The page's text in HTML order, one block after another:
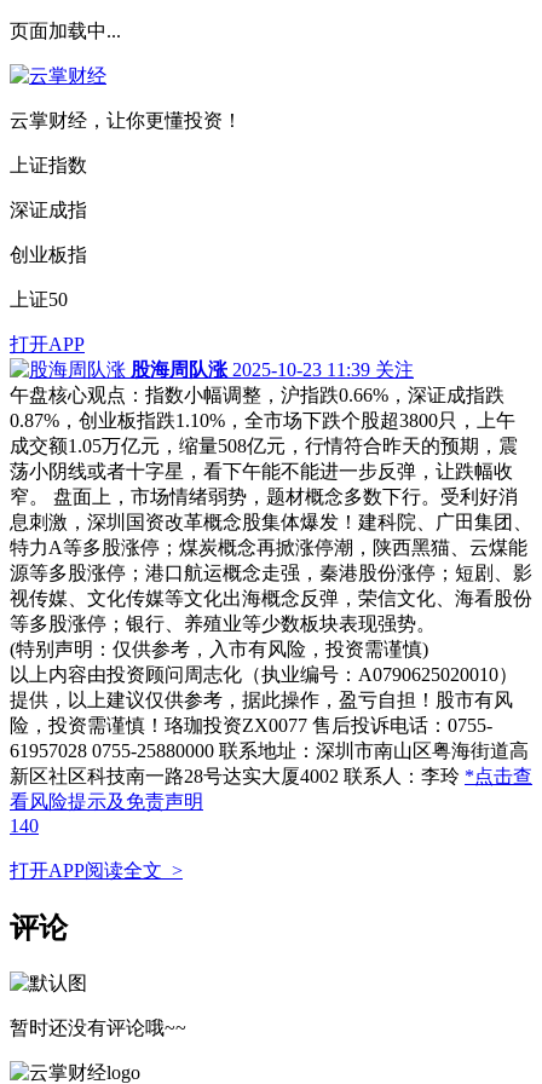
页面加载中...
云掌财经，让你更懂投资！
上证指数
深证成指
创业板指
上证50
打开APP
股海周队涨 2025-10-23 11:39 关注
午盘核心观点：指数小幅调整，沪指跌0.66%，深证成指跌
0.87%，创业板指跌1.10%，全市场下跌个股超3800只，上午
成交额1.05万亿元，缩量508亿元，行情符合昨天的预期，震
荡小阴线或者十字星，看下午能不能进一步反弹，让跌幅收
窄。 盘面上，市场情绪弱势，题材概念多数下行。受利好消
息刺激，深圳国资改革概念股集体爆发！建科院、广田集团、
特力A等多股涨停；煤炭概念再掀涨停潮，陕西黑猫、云煤能
源等多股涨停；港口航运概念走强，秦港股份涨停；短剧、影
视传媒、文化传媒等文化出海概念反弹，荣信文化、海看股份
等多股涨停；银行、养殖业等少数板块表现强势。
(特别声明：仅供参考，入市有风险，投资需谨慎)
以上内容由投资顾问周志化（执业编号：A0790625020010）
提供，以上建议仅供参考，据此操作，盈亏自担！股市有风
险，投资需谨慎！珞珈投资ZX0077 售后投诉电话：0755-
61957028 0755-25880000 联系地址：深圳市南山区粤海街道高
新区社区科技南一路28号达实大厦4002 联系人：李玲 *点击查
看风险提示及免责声明
140
打开APP阅读全文 >
评论
暂时还没有评论哦~~